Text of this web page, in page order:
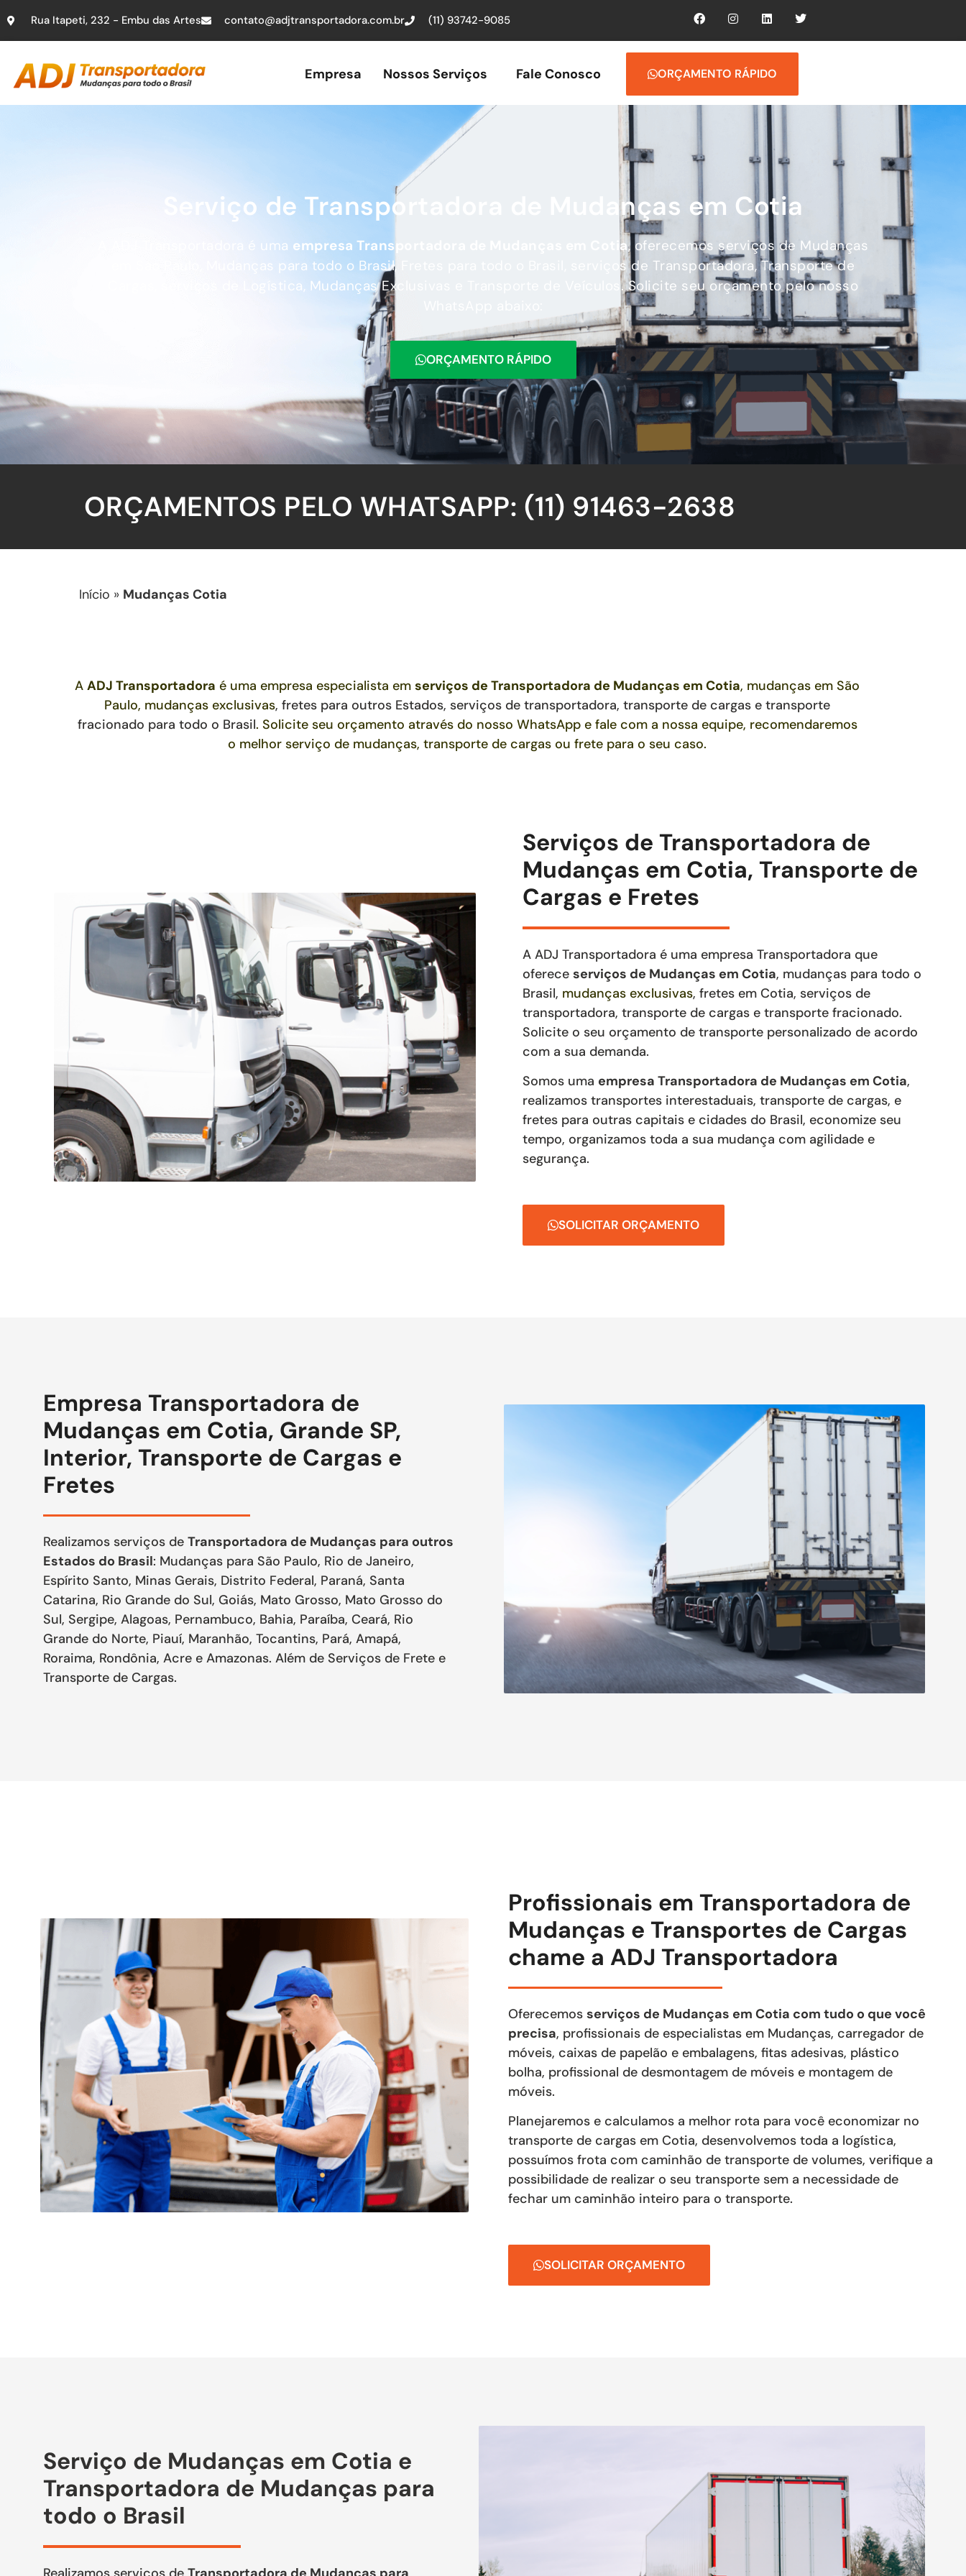
Rua Itapeti, 232 - Embu das Artes contato@adjtransportadora.com.br (11) 93742-9085
Empresa Nossos Serviços Fale Conosco ORÇAMENTO RÁPIDO
Serviço de Transportadora de Mudanças em Cotia
A ADJ Transportadora é uma empresa Transportadora de Mudanças em Cotia, oferecemos serviços de Mudanças
em São Paulo, Mudanças para todo o Brasil, Fretes para todo o Brasil, serviços de Transportadora, Transporte de
Cargas, serviços de Logística, Mudanças Exclusivas e Transporte de Veículos. Solicite seu orçamento pelo nosso
ORÇAMENTO RÁPIDO
ORÇAMENTOS PELO WHATSAPP: (11) 91463-2638
Início » Mudanças Cotia
A ADJ Transportadora é uma empresa especialista em serviços de Transportadora de Mudanças em Cotia, mudanças em São
Paulo, mudanças exclusivas, fretes para outros Estados, serviços de transportadora, transporte de cargas e transporte
fracionado para todo o Brasil. Solicite seu orçamento através do nosso WhatsApp e fale com a nossa equipe, recomendaremos
o melhor serviço de mudanças, transporte de cargas ou frete para o seu caso.
Serviços de Transportadora de
Mudanças em Cotia, Transporte de
Cargas e Fretes
A ADJ Transportadora é uma empresa Transportadora que
ofereceserviços de Mudanças em Cotia, mudanças para todo o
Brasil, mudanças exclusivas,fretes em Cotia,serviços de
transportadora, transporte de cargas e transporte fracionado.
Solicite o seu orçamento de transporte personalizado de acordo
com a sua demanda.
Somos uma empresa Transportadora de Mudanças em Cotia,
realizamos transportes interestaduais, transporte de cargas, e
fretes para outras capitais e cidades do Brasil, economize seu
tempo, organizamos toda a sua mudança com agilidade e
segurança.
SOLICITAR ORÇAMENTO
Empresa Transportadora de
Mudanças em Cotia, Grande SP,
Interior, Transporte de Cargas e
Fretes
Realizamos serviços de Transportadora de Mudanças para outros
Estados do Brasil: Mudanças para São Paulo, Rio de Janeiro,
Espírito Santo, Minas Gerais, Distrito Federal, Paraná, Santa
Catarina, Rio Grande do Sul, Goiás, Mato Grosso, Mato Grosso do
Sul, Sergipe, Alagoas, Pernambuco, Bahia, Paraíba, Ceará, Rio
Grande do Norte, Piauí, Maranhão, Tocantins, Pará, Amapá,
Roraima, Rondônia, Acre e Amazonas. Além de Serviços de Frete e
Transporte de Cargas.
Profissionais em Transportadora de
Mudanças e Transportes de Cargas
chame a ADJ Transportadora
Oferecemosserviços de Mudanças em Cotia com tudo o que você
precisa, profissionais de especialistas em Mudanças, carregador de
móveis, caixas de papelão e embalagens, fitas adesivas, plástico
bolha, profissional de desmontagem de móveis e montagem de
móveis.
Planejaremos e calculamos a melhor rota para você economizar no
transporte de cargas em Cotia, desenvolvemos toda a logística,
possuímos frota com caminhão de transporte de volumes, verifique a
possibilidade de realizar o seu transporte sem a necessidade de
fechar um caminhão inteiro para o transporte.
SOLICITAR ORÇAMENTO
Serviço de Mudanças em Cotia e
Transportadora de Mudanças para
todo o Brasil